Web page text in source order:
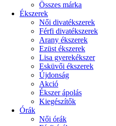
Összes márka
Ékszerek
Női divatékszerek
Férfi divatékszerek
Arany ékszerek
Ezüst ékszerek
Lisa gyerekékszer
Esküvői ékszerek
Újdonság
Akció
Ékszer ápolás
Kiegészítők
Órák
Női órák